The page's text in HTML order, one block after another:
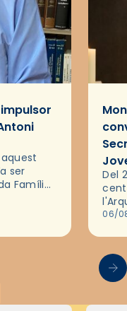
ser
Família
Del
les
06/